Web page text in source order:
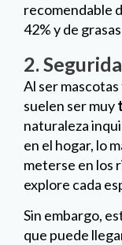
recomendable
42% y de
2.
Al ser
suelen ser muy
naturaleza
en el hogar, lo
meterse en los
explore cada
Sin embargo,
que puede